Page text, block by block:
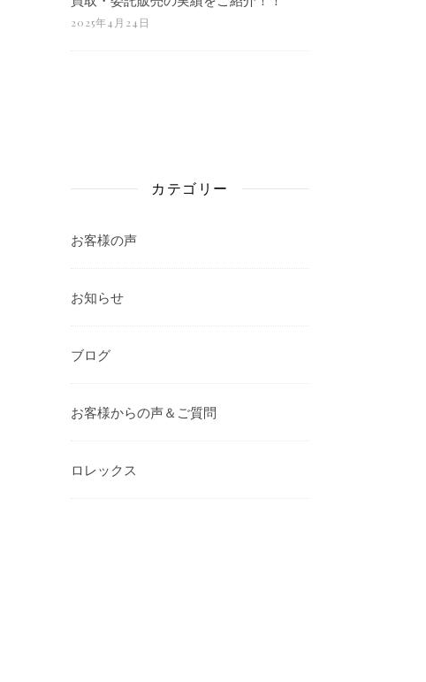
2025年4月24日
カテゴリー
お客様の声
お知らせ
ブログ
お客様からの声＆ご質問
ロレックス